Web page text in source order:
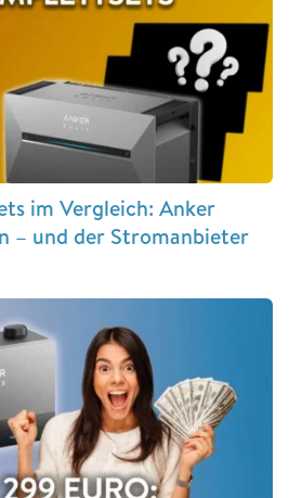
im Vergleich: Anker
– und der Stromanbieter